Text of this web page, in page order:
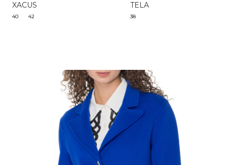
XACUS
40 42
TELA
38